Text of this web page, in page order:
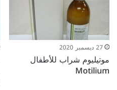
27 ديسمبر 2020
موتيليوم شراب للأطفال
Motilium